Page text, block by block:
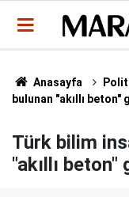
Anasayfa
bulunan "akıllı
Türk bilim
"akıllı